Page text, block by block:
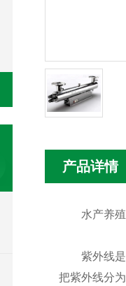
产品详情
水产养殖
紫外线是一
把紫外线分